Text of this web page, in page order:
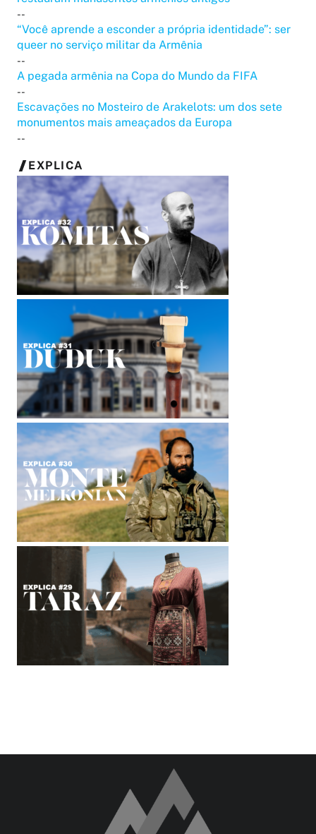
--
“Você aprende a esconder a própria identidade”: ser
queer no serviço militar da Armênia
--
A pegada armênia na Copa do Mundo da FIFA
--
Escavações no Mosteiro de Arakelots: um dos sete
monumentos mais ameaçados da Europa
--
EXPLICA